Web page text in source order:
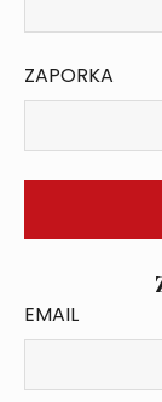
ZAPORKA
EMAIL